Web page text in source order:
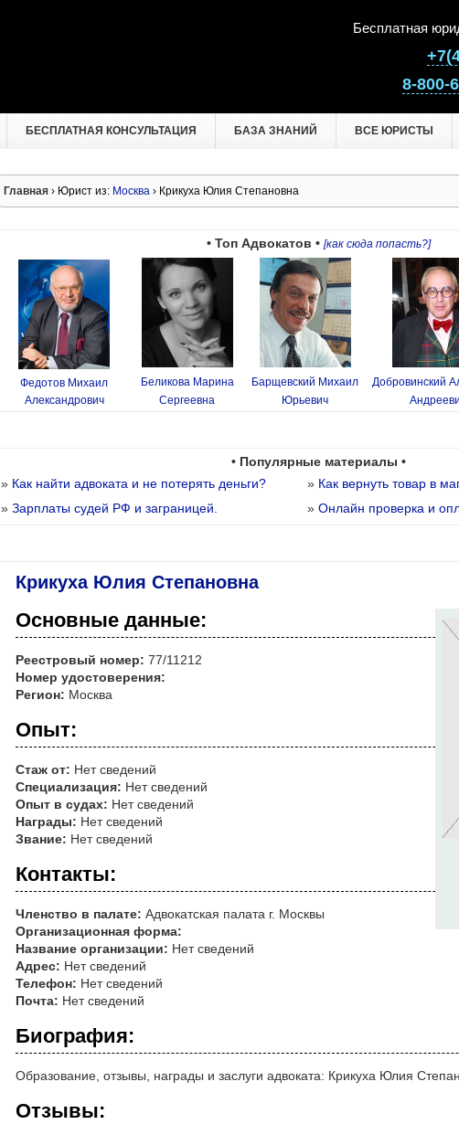
Бесплатная
8-800-
БЕСПЛАТНАЯ КОНСУЛЬТАЦИЯ БАЗА ЗНАНИЙ ВСЕ ЮРИСТЫ
Главная › Юрист из: Москва › Крикуха Юлия Степановна
• Топ Адвокатов • [как сюда попасть?]
Федотов Михаил
Александрович
Беликова Марина
Сергеевна
Барщевский Михаил
Юрьевич
Добровинский
• Популярные материалы •
» Как найти адвоката и не потерять деньги? » Как вернуть товар в
» Зарплаты судей РФ и заграницей. » Онлайн проверка и
Крикуха Юлия Степановна
Основные данные:
Реестровый номер: 77/11212
Номер удостоверения:
Регион: Москва
Опыт:
Стаж от: Нет сведений
Специализация: Нет сведений
Опыт в судах: Нет сведений
Награды: Нет сведений
Звание: Нет сведений
Контакты:
Членство в палате: Адвокатская палата г. Москвы
Организационная форма:
Название организации: Нет сведений
Адрес: Нет сведений
Телефон: Нет сведений
Почта: Нет сведений
Биография:
Образование, отзывы, награды и заслуги адвоката: Крикуха Юлия
Отзывы: